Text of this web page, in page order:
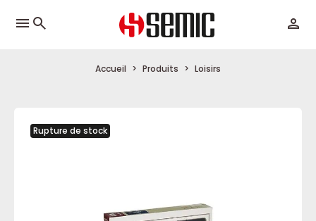
menu
Accueil Produits Loisirs
Rupture de stock